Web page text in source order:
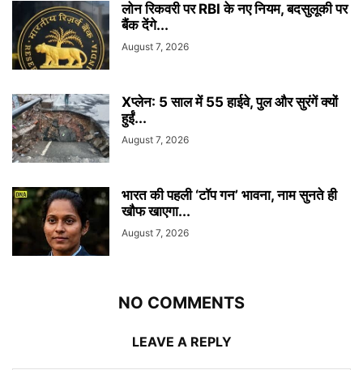
लोन रिकवरी पर RBI के नए नियम, बदसुलूकी पर
बैंक देंगे...
August 7, 2026
Xप्लेन: 5 साल में 55 हाईवे, पुल और सुरंगें क्यों
हुईं...
August 7, 2026
भारत की पहली ‘टॉप गन’ भावना, नाम सुनते ही
खौफ खाएगा...
August 7, 2026
NO COMMENTS
LEAVE A REPLY